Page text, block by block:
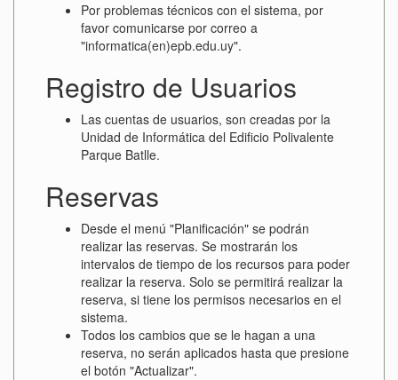
Por problemas técnicos con el sistema, por
favor comunicarse por correo a
"informatica(en)epb.edu.uy".
Registro de Usuarios
Las cuentas de usuarios, son creadas por la
Unidad de Informática del Edificio Polivalente
Parque Batlle.
Reservas
Desde el menú "Planificación" se podrán
realizar las reservas. Se mostrarán los
intervalos de tiempo de los recursos para poder
realizar la reserva. Solo se permitirá realizar la
reserva, si tiene los permisos necesarios en el
sistema.
Todos los cambios que se le hagan a una
reserva, no serán aplicados hasta que presione
el botón "Actualizar".